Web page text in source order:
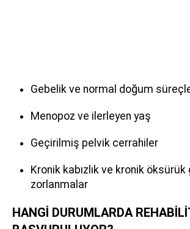
Gebelik ve normal doğum
Menopoz ve ilerleyen yaş
Geçirilmiş pelvik cerrahiler
Kronik kabızlık ve kronik öksürük
zorlanmalar
HANGİ DURUMLARDA